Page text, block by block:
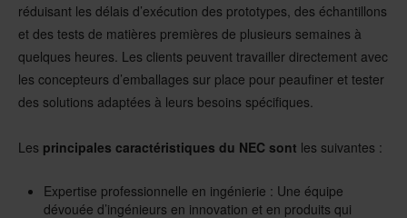
réduisant les délais d’exécution des prototypes, des échantillons
et des tests de matières premières de plusieurs semaines à
quelques heures. Les clients peuvent travailler directement avec
les concepteurs d’emballages sur place pour peaufiner et tester
des solutions adaptées à leurs besoins spécifiques.
Les principales caractéristiques du NEC sont les suivantes :
Expertise professionnelle en ingénierie : Une équipe
dévouée d’ingénieurs en innovation et en produits qui